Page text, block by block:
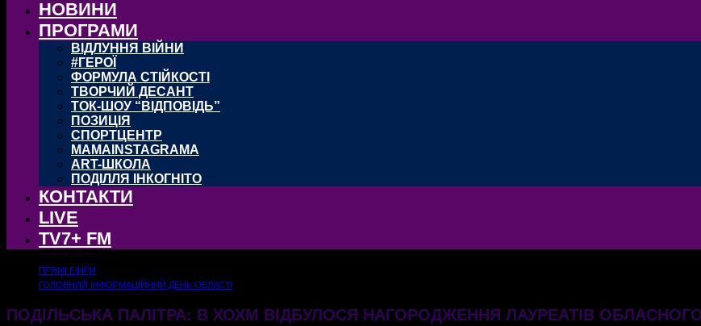
НОВИНИ
ПРОГРАМИ
ВІДЛУННЯ ВІЙНИ
#ГЕРОЇ
ФОРМУЛА СТІЙКОСТІ
ТВОРЧИЙ ДЕСАНТ
ТОК-ШОУ “ВІДПОВІДЬ”
ПОЗИЦІЯ
СПОРТЦЕНТР
MAMAINSTAGRAMA
ART-ШКОЛА
ПОДІЛЛЯ ІНКОГНІТО
КОНТАКТИ
LIVE
TV7+ FM
ПРЯМІ ЕФІРИ
ГОЛОВНИЙ ІНФОРМАЦІЙНИЙ ДЕНЬ ОБЛАСТІ
ПОДІЛЬСЬКА ПАЛІТРА: В ХОХМ ВІДБУЛОСЯ НАГОРОДЖЕННЯ ЛАУРЕАТІВ